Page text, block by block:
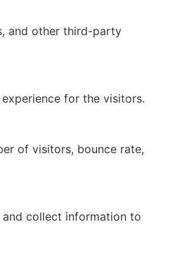
and other third-party
for the visitors.
of visitors, bounce rate,
collect information to